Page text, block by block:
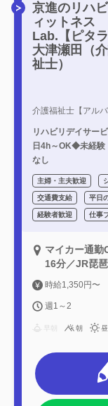
京進のリハ
ィットネス
Lab.【ピタラ
大津瀬田（
祉士）
介護福祉士【アルバ
リハビリデイサー
日4h～OK◆未経験
なし
主婦・主夫歓迎
交通費支給 平日
経験者歓迎 仕事
マイカー通勤
16分／JR琵
時給1,350円〜
週1～2
朝 昼